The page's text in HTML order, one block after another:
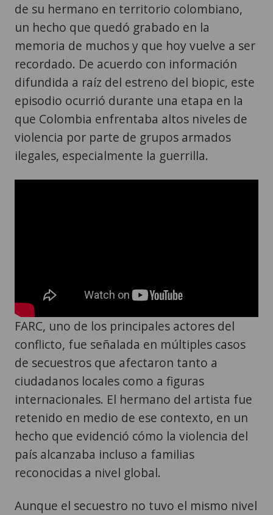
de su hermano en territorio colombiano,
un hecho que quedó grabado en la
memoria de muchos y que hoy vuelve a ser
recordado. De acuerdo con información
difundida a raíz del estreno del biopic, este
episodio ocurrió durante una etapa en la
que Colombia enfrentaba altos niveles de
violencia por parte de grupos armados
ilegales, especialmente la guerrilla.
FARC, uno de los principales actores del
conflicto, fue señalada en múltiples casos
de secuestros que afectaron tanto a
ciudadanos locales como a figuras
internacionales. El hermano del artista fue
retenido en medio de ese contexto, en un
hecho que evidenció cómo la violencia del
país alcanzaba incluso a familias
reconocidas a nivel global.
Aunque el secuestro no tuvo el mismo nivel